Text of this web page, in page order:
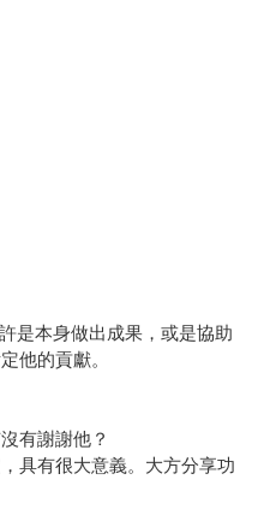
是本身做出成果，或是協助
他的貢獻。
有謝謝他？
具有很大意義。大方分享功